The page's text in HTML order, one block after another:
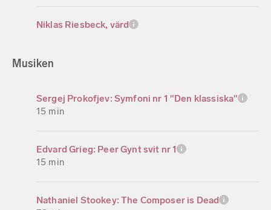
Niklas Riesbeck, värd
Musiken
Sergej Prokofjev: Symfoni nr 1 "Den klassiska"
15 min
Edvard Grieg: Peer Gynt svit nr 1
15 min
Nathaniel Stookey: The Composer is Dead